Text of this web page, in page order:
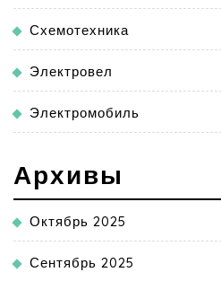
Схемотехника
Электровел
Электромобиль
Архивы
Октябрь 2025
Сентябрь 2025